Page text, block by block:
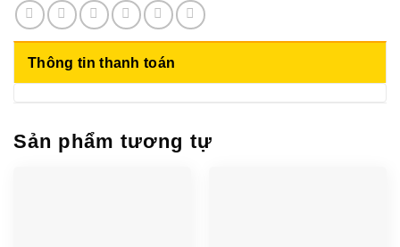
Thông tin thanh toán
Sản phẩm tương tự